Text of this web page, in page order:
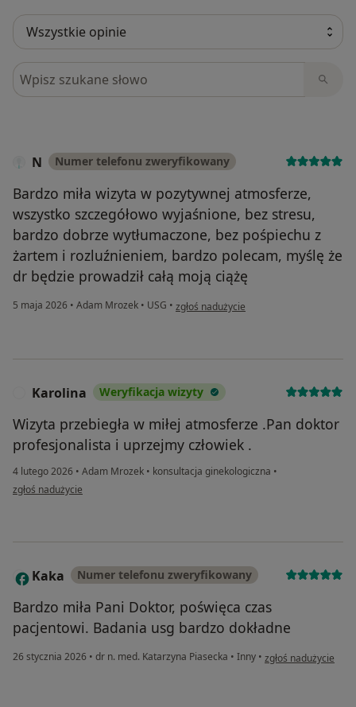
Szukaj w opiniach
N Numer telefonu zweryfikowany
Bardzo miła wizyta w pozytywnej atmosferze,
wszystko szczegółowo wyjaśnione, bez stresu,
bardzo dobrze wytłumaczone, bez pośpiechu z
żartem i rozluźnieniem, bardzo polecam, myślę że
dr będzie prowadził całą moją ciążę
5 maja 2026 • Adam Mrozek • USG • w opinii użytkownika N
zgłoś nadużycie
Karolina Weryfikacja wizyty
Wizyta przebiegła w miłej atmosferze .Pan doktor
profesjonalista i uprzejmy człowiek .
4 lutego 2026 • Adam Mrozek • konsultacja ginekologiczna •
w opinii użytkownika Karolina
zgłoś nadużycie
K Kaka Numer telefonu zweryfikowany
Bardzo miła Pani Doktor, poświęca czas
pacjentowi. Badania usg bardzo dokładne
26 stycznia 2026 • dr n. med. Katarzyna Piasecka • Inny • w opinii użytkownika
zgłoś nadużycie